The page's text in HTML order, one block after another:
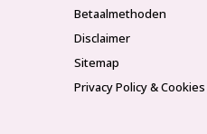
Betaalmethoden
Disclaimer
Sitemap
Privacy Policy & Cookies